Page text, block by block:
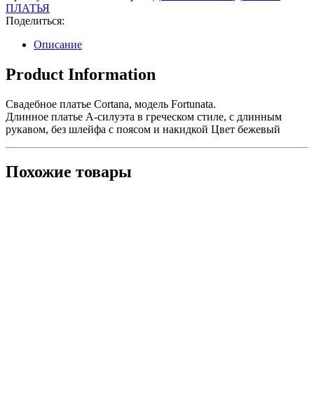
Fortunata
ПЛАТЬЯ
Поделиться:
Описание
Product Information
Свадебное платье Cortana, модель Fortunata.
Длинное платье А-силуэта в греческом стиле, с длинным
рукавом, без шлейфа с поясом и накидкой Цвет бежевый
Похожие товары